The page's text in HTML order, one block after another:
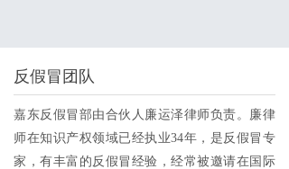
反假冒团队
嘉东反假冒部由合伙人廉运泽律师负责。廉律
师在知识产权领域已经执业34年，是反假冒专
家，有丰富的反假冒经验，经常被邀请在国际